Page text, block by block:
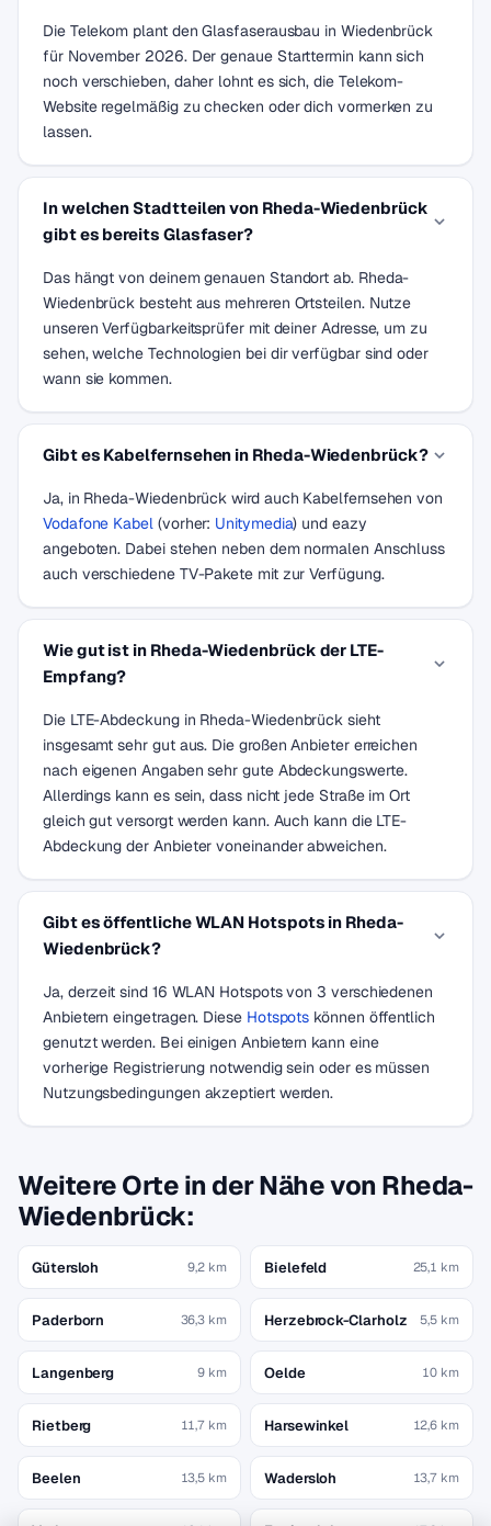
Die Telekom plant den Glasfaserausbau in Wiedenbrück
für November 2026. Der genaue Starttermin kann sich
noch verschieben, daher lohnt es sich, die Telekom-
Website regelmäßig zu checken oder dich vormerken zu
lassen.
In welchen Stadtteilen von Rheda-Wiedenbrück
gibt es bereits Glasfaser?
Das hängt von deinem genauen Standort ab. Rheda-
Wiedenbrück besteht aus mehreren Ortsteilen. Nutze
unseren Verfügbarkeitsprüfer mit deiner Adresse, um zu
sehen, welche Technologien bei dir verfügbar sind oder
wann sie kommen.
Gibt es Kabelfernsehen in Rheda-Wiedenbrück?
Ja, in Rheda-Wiedenbrück wird auch Kabelfernsehen von
Vodafone Kabel(vorher: Unitymedia) und eazy
angeboten. Dabei stehen neben dem normalen Anschluss
auch verschiedene TV-Pakete mit zur Verfügung.
Wie gut ist in Rheda-Wiedenbrück der LTE-
Empfang?
Die LTE-Abdeckung in Rheda-Wiedenbrück sieht
insgesamt sehr gut aus. Die großen Anbieter erreichen
nach eigenen Angaben sehr gute Abdeckungswerte.
Allerdings kann es sein, dass nicht jede Straße im Ort
gleich gut versorgt werden kann. Auch kann die LTE-
Abdeckung der Anbieter voneinander abweichen.
Gibt es öffentliche WLAN Hotspots in Rheda-
Wiedenbrück?
Ja, derzeit sind 16 WLAN Hotspots von 3 verschiedenen
Anbietern eingetragen. Diese Hotspots können öffentlich
genutzt werden. Bei einigen Anbietern kann eine
vorherige Registrierung notwendig sein oder es müssen
Nutzungsbedingungen akzeptiert werden.
Weitere Orte in der Nähe von Rheda-
Wiedenbrück:
Gütersloh 9,2 km Bielefeld 25,1 km
Paderborn 36,3 km Herzebrock-Clarholz 5,5 km
Langenberg 9 km Oelde 10 km
Rietberg 11,7 km Harsewinkel 12,6 km
Beelen 13,5 km Wadersloh 13,7 km